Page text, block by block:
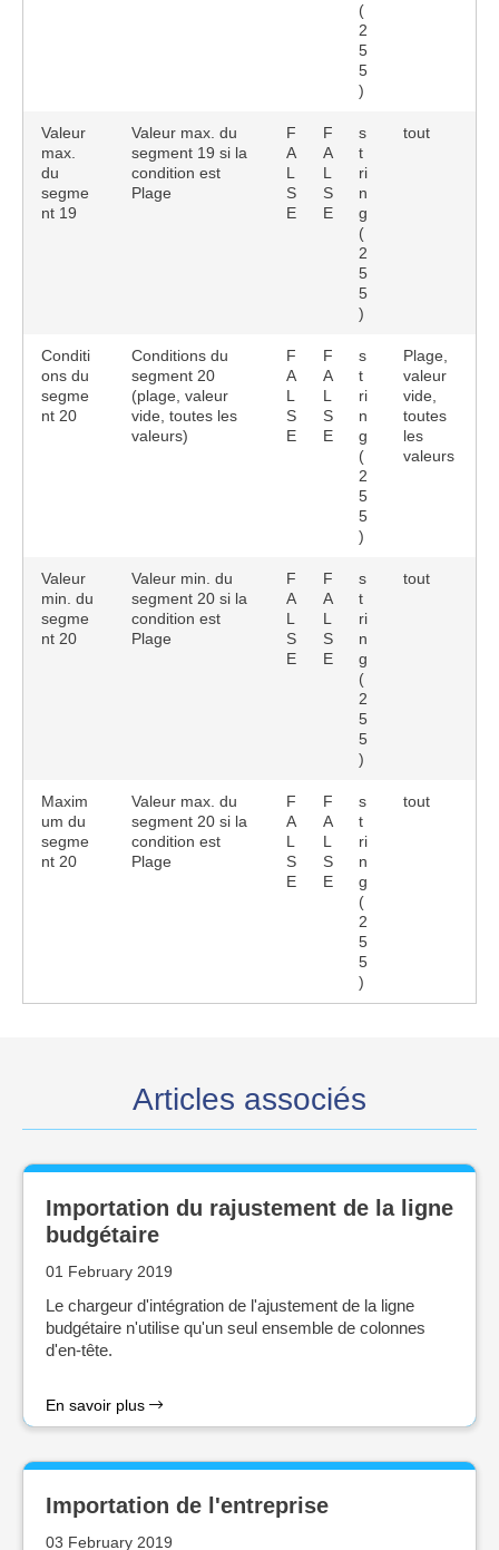
(
2
5
5
)
Valeur
max.
du
segme
nt 19
Valeur max. du
segment 19 si la
condition est
Plage
F
A
L
S
E
F
A
L
S
E
s
t
ri
n
g
(
2
5
5
)
tout
Conditi
ons du
segme
nt 20
Conditions du
segment 20
(plage, valeur
vide, toutes les
valeurs)
F
A
L
S
E
F
A
L
S
E
s
t
ri
n
g
(
2
5
5
)
Plage,
valeur
vide,
toutes
les
valeurs
Valeur
min. du
segme
nt 20
Valeur min. du
segment 20 si la
condition est
Plage
F
A
L
S
E
F
A
L
S
E
s
t
ri
n
g
(
2
5
5
)
tout
Maxim
um du
segme
nt 20
Valeur max. du
segment 20 si la
condition est
Plage
F
A
L
S
E
F
A
L
S
E
s
t
ri
n
g
(
2
5
5
)
tout
Articles associés
Importation du rajustement de la ligne
budgétaire
01 February 2019
Le chargeur d'intégration de l'ajustement de la ligne
budgétaire n'utilise qu'un seul ensemble de colonnes
d'en-tête.
En savoir plus
Importation de l'entreprise
03 February 2019